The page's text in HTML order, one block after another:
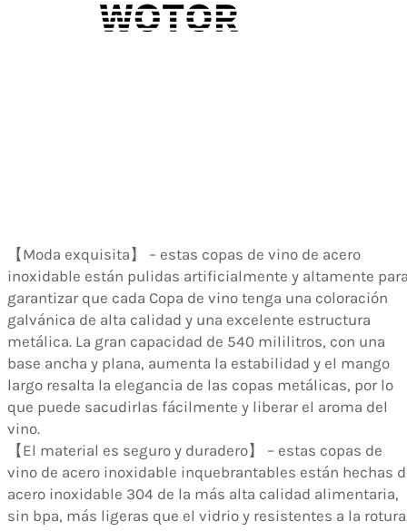
【Moda exquisita】 – estas copas de vino de acero
inoxidable están pulidas artificialmente y altamente
garantizar que cada Copa de vino tenga una coloración
galvánica de alta calidad y una excelente estructura
metálica. La gran capacidad de 540 mililitros, con una
base ancha y plana, aumenta la estabilidad y el mango
largo resalta la elegancia de las copas metálicas, por lo
que puede sacudirlas fácilmente y liberar el aroma del
vino.
【El material es seguro y duradero】 – estas copas de
vino de acero inoxidable inquebrantables están hechas
acero inoxidable 304 de la más alta calidad alimentaria,
sin bpa, más ligeras que el vidrio y resistentes a la